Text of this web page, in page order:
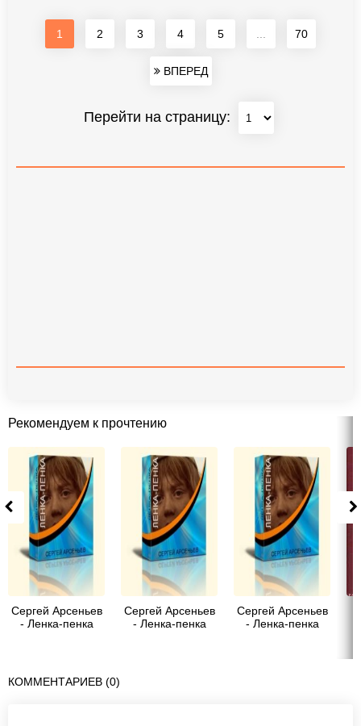
1 2 3 4 5 70
ВПЕРЕД
Перейти на страницу:
Рекомендуем к прочтению
Сергей Арсеньев
- Ленка-пенка
Сергей Арсеньев
- Ленка-пенка
Сергей Арсеньев
- Ленка-пенка
КОММЕНТАРИЕВ (0)